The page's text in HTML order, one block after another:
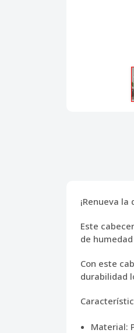
¡Renueva
Este
de
Con este
durabilidad
Material: